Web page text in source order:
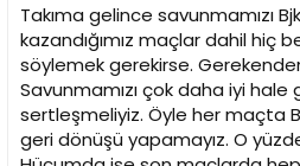
Takıma gelince savunmamızı
kazandığımız maçlar dahil hiç
söylemek gerekirse.
Savunmamızı çok daha iyi hale
sertleşmeliyiz. Öyle her maçta
geri dönüşü yapamayız. O